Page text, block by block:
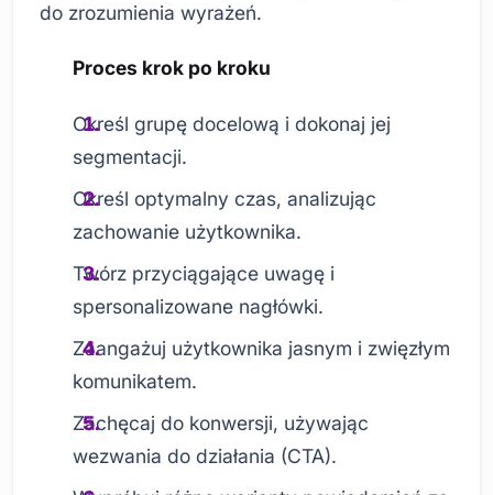
do zrozumienia wyrażeń.
Proces krok po kroku
Określ grupę docelową i dokonaj jej
segmentacji.
Określ optymalny czas, analizując
zachowanie użytkownika.
Twórz przyciągające uwagę i
spersonalizowane nagłówki.
Zaangażuj użytkownika jasnym i zwięzłym
komunikatem.
Zachęcaj do konwersji, używając
wezwania do działania (CTA).